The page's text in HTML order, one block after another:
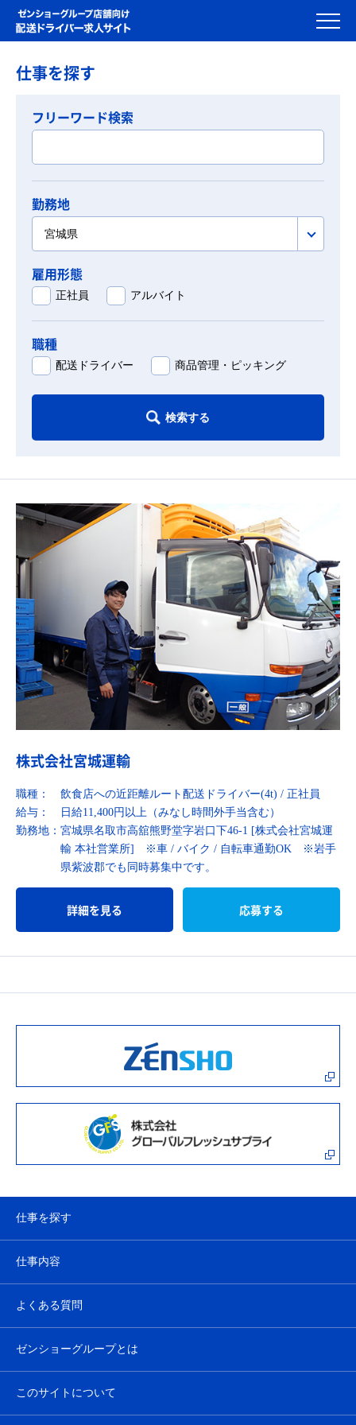
仕事を探す
フリーワード検索
勤務地
宮城県
雇用形態
正社員 アルバイト
職種
配送ドライバー 商品管理・ピッキング
検索する
株式会社宮城運輸
職種：
飲食店への近距離ルート配送ドライバー(4t) / 正社員
給与：
日給11,400円以上（みなし時間外手当含む）
勤務地： 宮城県名取市高舘熊野堂字岩口下46-1 [株式会社宮城運
輸 本社営業所] ※車 / バイク / 自転車通勤OK ※岩手
県紫波郡でも同時募集中です。
詳細を見る 応募する
仕事を探す
仕事内容
よくある質問
ゼンショーグループとは
このサイトについて